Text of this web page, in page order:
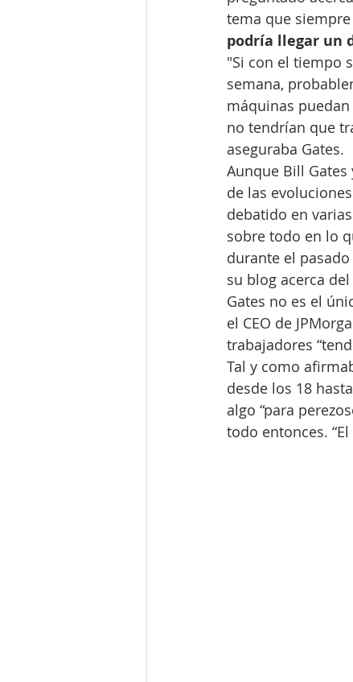
tema que
podría llegar un
"Si con el tiempo
semana,
máquinas puedan
no tendrían que
aseguraba Gates.
Aunque Bill
de las
debatido en
sobre todo en lo
durante el
su blog acerca
Gates no es el
el CEO de
trabajadores
Tal y como
desde los 18
algo “para
todo entonces.